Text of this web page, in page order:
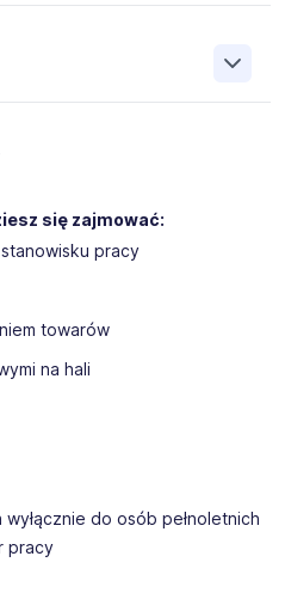
Personalnego Work &
niezależnych
W ciągu wielu lat naszej
50 000 pracowników
pracowników dla
małych rodzinnych
jest wpisana pod nr
się zajmować:
pracy
towarów
na hali
do osób pełnoletnich
pracy